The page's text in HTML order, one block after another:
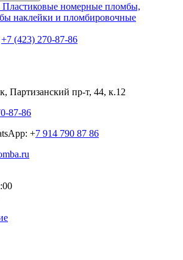
номерные пломбы,
наклейки и пломбировочные
+7 (423) 270-87-86
Партизанский пр-т, 44, к.12
87-86
+7 914 790 87 86